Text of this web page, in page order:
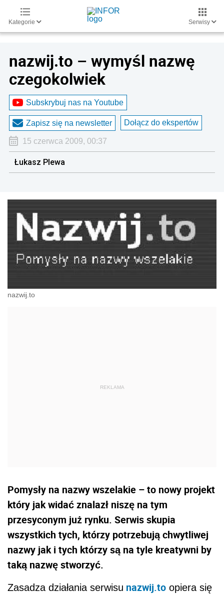
Kategorie Serwisy
nazwij.to – wymyśl nazwę
czegokolwiek
Subskrybuj nas na Youtube
Zapisz się na newsletter Dołącz do ekspertów
15 czerwca 2009, 00:37
Łukasz Plewa
nazwij.to
Pomysły na nazwy wszelakie – to nowy projekt
który jak widać znalazł niszę na tym
przesyconym już rynku. Serwis skupia
wszystkich tych, którzy potrzebują chwytliwej
nazwy jak i tych którzy są na tyle kreatywni by
taką nazwę stworzyć.
Zasadza działania serwisu nazwij.to opiera się